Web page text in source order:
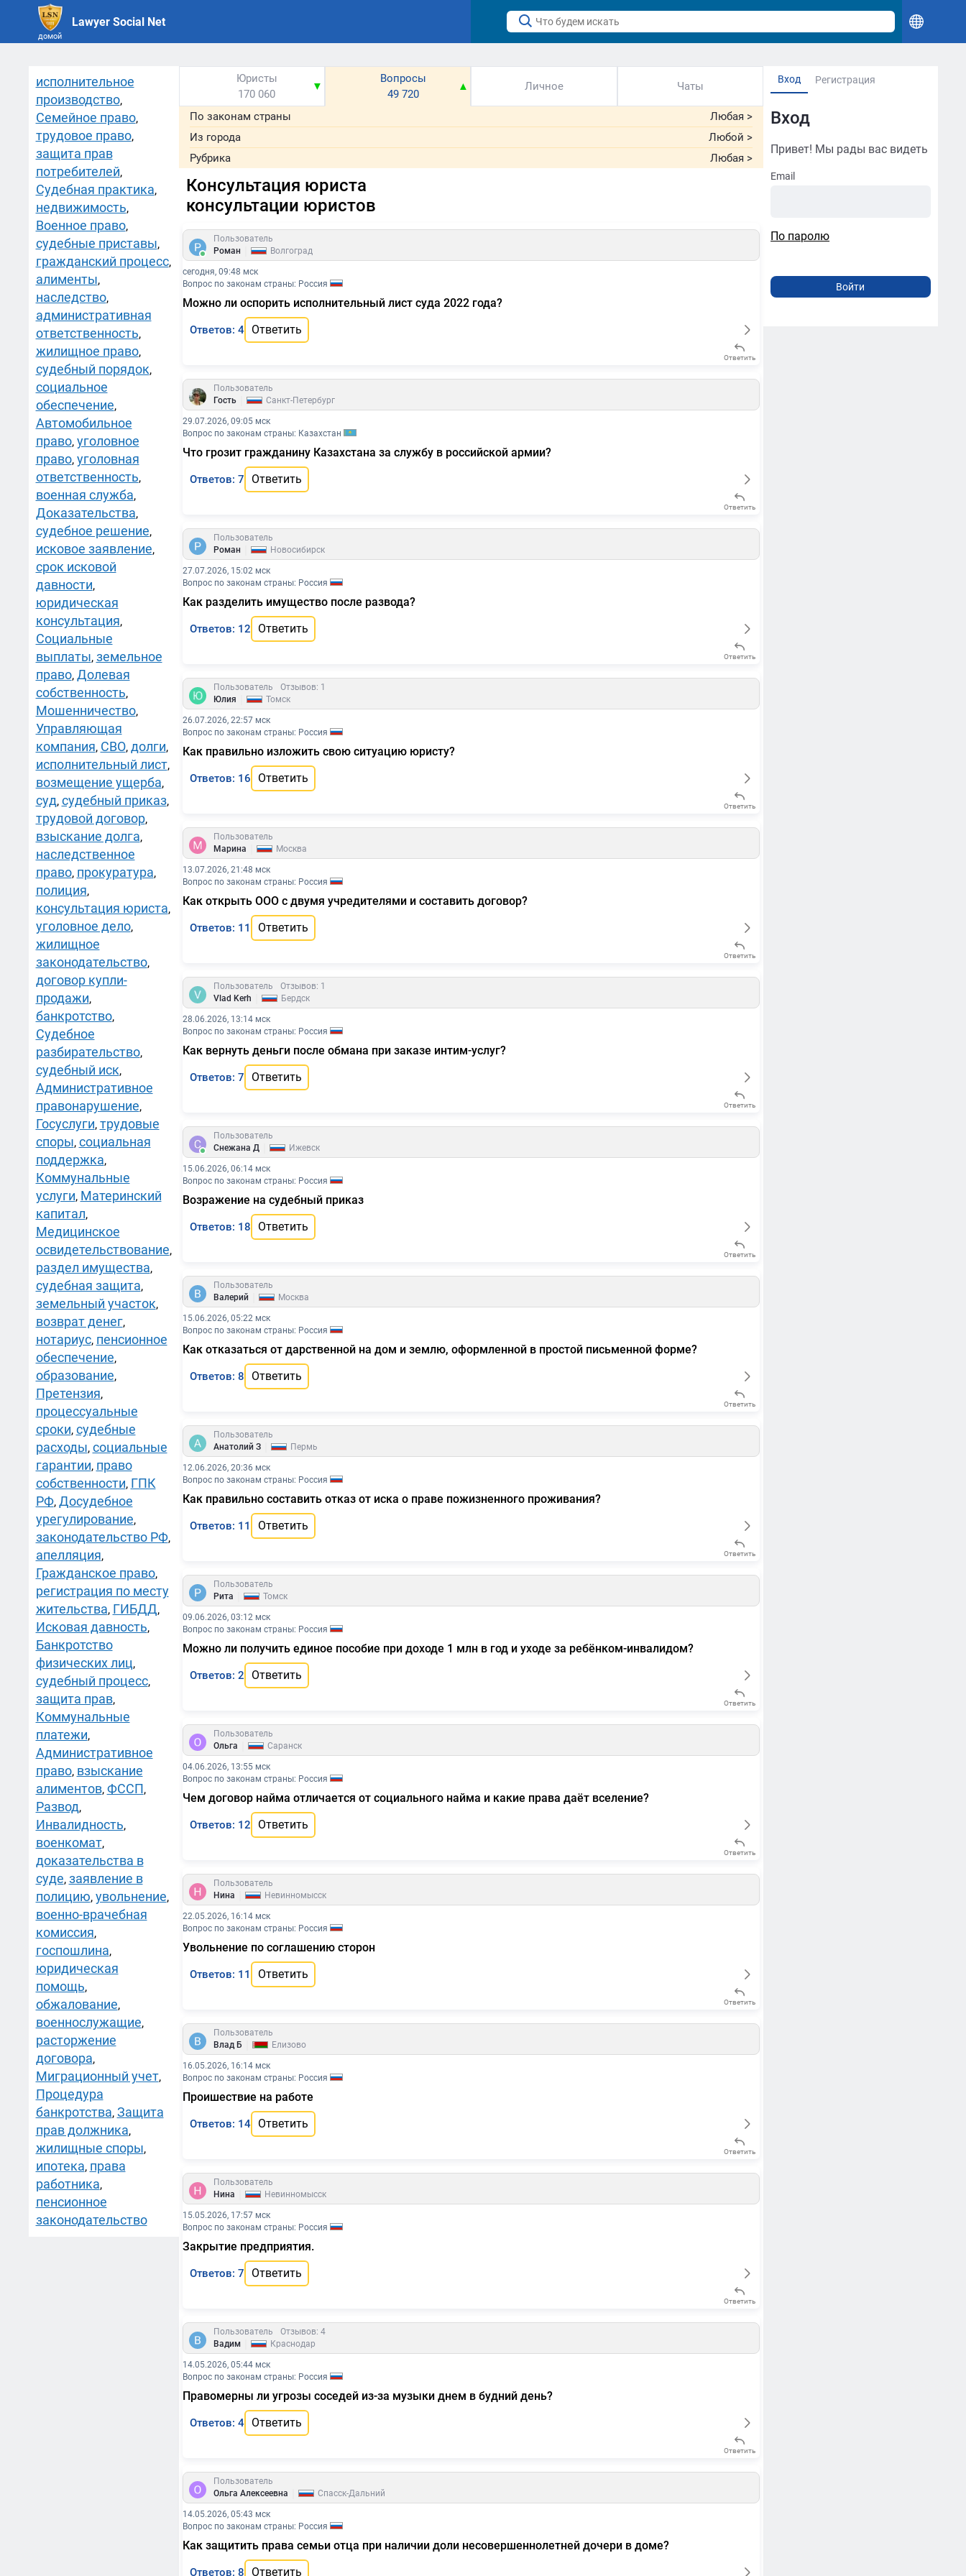
домой
Lawyer Social Net
Вход Регистрация
Вход
Привет! Мы рады вас видеть
Email
По паролю
Юристы
170 060
▼
Вопросы
49 720
▲ Личное Чаты
По законам страны Любая >
Из города
Любой >
Рубрика
Любая >
Консультация юриста
консультации юристов
Пользователь
Роман
Волгоград
сегодня, 09:48 мск
Вопрос по законам страны: Россия
Можно ли оспорить исполнительный лист суда 2022 года?
Ответов: 4 Ответить
Ответить
Пользователь
Гость
Санкт-Петербург
29.07.2026, 09:05 мск
Вопрос по законам страны: Казахстан
Что грозит гражданину Казахстана за службу в российской армии?
Ответов: 7 Ответить
Ответить
Пользователь
Роман
Новосибирск
27.07.2026, 15:02 мск
Вопрос по законам страны: Россия
Как разделить имущество после развода?
Ответов: 12 Ответить
Ответить
Пользователь
Отзывов: 1
Юлия
Томск
26.07.2026, 22:57 мск
Вопрос по законам страны: Россия
Как правильно изложить свою ситуацию юристу?
Ответов: 16 Ответить
Ответить
Пользователь
Марина
Москва
13.07.2026, 21:48 мск
Вопрос по законам страны: Россия
Как открыть ООО с двумя учредителями и составить договор?
Ответов: 11 Ответить
Ответить
Пользователь
Отзывов: 1
Vlad Kerh
Бердск
28.06.2026, 13:14 мск
Вопрос по законам страны: Россия
Как вернуть деньги после обмана при заказе интим-услуг?
Ответов: 7 Ответить
Ответить
Пользователь
Снежана Д
Ижевск
15.06.2026, 06:14 мск
Вопрос по законам страны: Россия
Возражение на судебный приказ
Ответов: 18 Ответить
Ответить
Пользователь
Валерий
Москва
15.06.2026, 05:22 мск
Вопрос по законам страны: Россия
Как отказаться от дарственной на дом и землю, оформленной в простой письменной форме?
Ответов: 8 Ответить
Ответить
Пользователь
Анатолий З
Пермь
12.06.2026, 20:36 мск
Вопрос по законам страны: Россия
Как правильно составить отказ от иска о праве пожизненного проживания?
Ответов: 11 Ответить
Ответить
Пользователь
Рита
Томск
09.06.2026, 03:12 мск
Вопрос по законам страны: Россия
Можно ли получить единое пособие при доходе 1 млн в год и уходе за ребёнком-инвалидом?
Ответов: 2 Ответить
Ответить
Пользователь
Ольга
Саранск
04.06.2026, 13:55 мск
Вопрос по законам страны: Россия
Чем договор найма отличается от социального найма и какие права даёт вселение?
Ответов: 12 Ответить
Ответить
Пользователь
Нина
Невинномысск
22.05.2026, 16:14 мск
Вопрос по законам страны: Россия
Увольнение по соглашению сторон
Ответов: 11 Ответить
Ответить
Пользователь
Влад Б
Елизово
16.05.2026, 16:14 мск
Вопрос по законам страны: Россия
Проишествие на работе
Ответов: 14 Ответить
Ответить
Пользователь
Нина
Невинномысск
15.05.2026, 17:57 мск
Вопрос по законам страны: Россия
Закрытие предприятия.
Ответов: 7 Ответить
Ответить
Пользователь
Отзывов: 4
Вадим
Краснодар
14.05.2026, 05:44 мск
Вопрос по законам страны: Россия
Правомерны ли угрозы соседей из-за музыки днем в будний день?
Ответов: 4 Ответить
Ответить
Пользователь
Ольга Алексеевна
Спасск-Дальний
14.05.2026, 05:43 мск
Вопрос по законам страны: Россия
Как защитить права семьи отца при наличии доли несовершеннолетней дочери в доме?
Ответов: 8 Ответить
исполнительное
производство,
Семейное право,
трудовое право,
защита прав
потребителей,
Судебная практика,
недвижимость,
Военное право,
судебные приставы,
гражданский процесс,
алименты,
наследство,
административная
ответственность,
жилищное право,
судебный порядок,
социальное
обеспечение,
Автомобильное
право, уголовное
право, уголовная
ответственность,
военная служба,
Доказательства,
судебное решение,
исковое заявление,
срок исковой
давности,
юридическая
консультация,
Социальные
выплаты, земельное
право, Долевая
собственность,
Мошенничество,
Управляющая
компания, СВО, долги,
исполнительный лист,
возмещение ущерба,
суд, судебный приказ,
трудовой договор,
взыскание долга,
наследственное
право, прокуратура,
полиция,
консультация юриста,
уголовное дело,
жилищное
законодательство,
договор купли-
продажи,
банкротство,
Судебное
разбирательство,
судебный иск,
Административное
правонарушение,
Госуслуги, трудовые
споры, социальная
поддержка,
Коммунальные
услуги, Материнский
капитал,
Медицинское
освидетельствование,
раздел имущества,
судебная защита,
земельный участок,
возврат денег,
нотариус, пенсионное
обеспечение,
образование,
Претензия,
процессуальные
сроки, судебные
расходы, социальные
гарантии, право
собственности, ГПК
РФ, Досудебное
урегулирование,
законодательство РФ,
апелляция,
Гражданское право,
регистрация по месту
жительства, ГИБДД,
Исковая давность,
Банкротство
физических лиц,
судебный процесс,
защита прав,
Коммунальные
платежи,
Административное
право, взыскание
алиментов, ФССП,
Развод,
Инвалидность,
военкомат,
доказательства в
суде, заявление в
полицию, увольнение,
военно-врачебная
комиссия,
госпошлина,
юридическая
помощь,
обжалование,
военнослужащие,
расторжение
договора,
Миграционный учет,
Процедура
банкротства, Защита
прав должника,
жилищные споры,
ипотека, права
работника,
пенсионное
законодательство